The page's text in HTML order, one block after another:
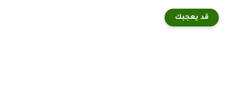
قد يعجبك